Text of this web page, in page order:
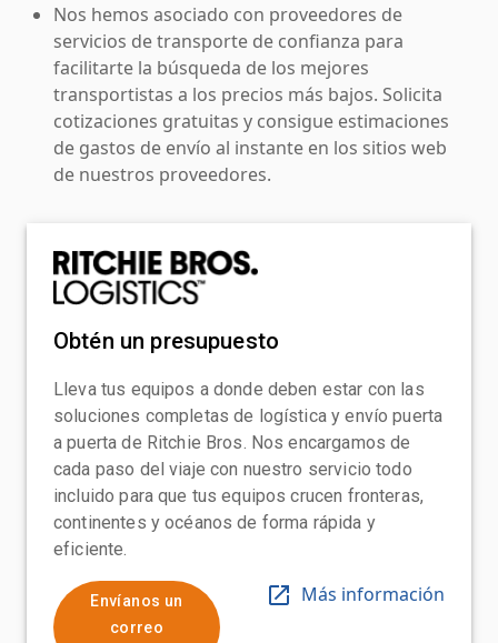
Nos hemos asociado con proveedores de
servicios de transporte de confianza para
facilitarte la búsqueda de los mejores
transportistas a los precios más bajos. Solicita
cotizaciones gratuitas y consigue estimaciones
de gastos de envío al instante en los sitios web
de nuestros proveedores.
Obtén un presupuesto
Lleva tus equipos a donde deben estar con las
soluciones completas de logística y envío puerta
a puerta de Ritchie Bros. Nos encargamos de
cada paso del viaje con nuestro servicio todo
incluido para que tus equipos crucen fronteras,
continentes y océanos de forma rápida y
eficiente.
Envíanos un
correo
Más información